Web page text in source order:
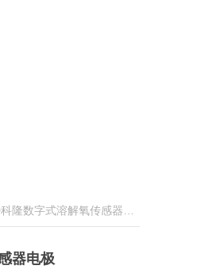
数字式溶解氧传感器电极
器电极